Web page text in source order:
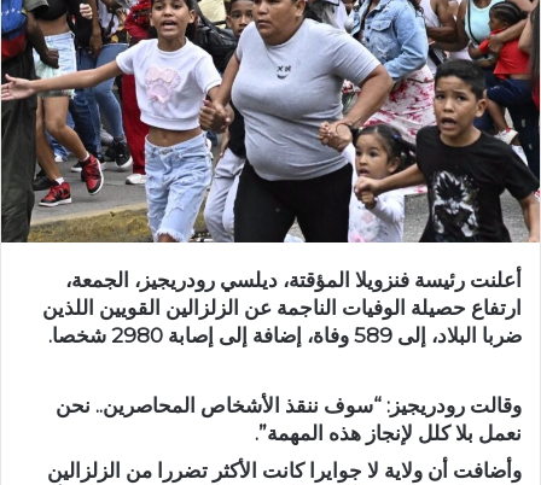
أعلنت رئيسة فنزويلا المؤقتة، ديلسي رودريجيز، الجمعة،
ارتفاع حصيلة الوفيات الناجمة عن الزلزالين القويين اللذين
ضربا البلاد، إلى 589 وفاة، إضافة إلى إصابة 2980 شخصا.
وقالت رودريجيز: “سوف ننقذ الأشخاص المحاصرين.. نحن
نعمل بلا كلل لإنجاز هذه المهمة”.
وأضافت أن ولاية لا جوايرا كانت الأكثر تضررا من الزلزالين